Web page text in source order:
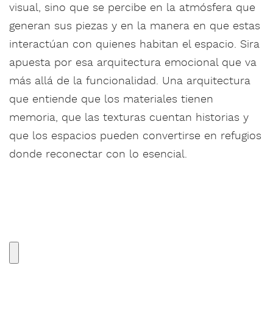
visual, sino que se percibe en la atmósfera que
generan sus piezas y en la manera en que estas
interactúan con quienes habitan el espacio. Sira
apuesta por esa arquitectura emocional que va
más allá de la funcionalidad. Una arquitectura
que entiende que los materiales tienen
memoria, que las texturas cuentan historias y
que los espacios pueden convertirse en refugios
donde reconectar con lo esencial.